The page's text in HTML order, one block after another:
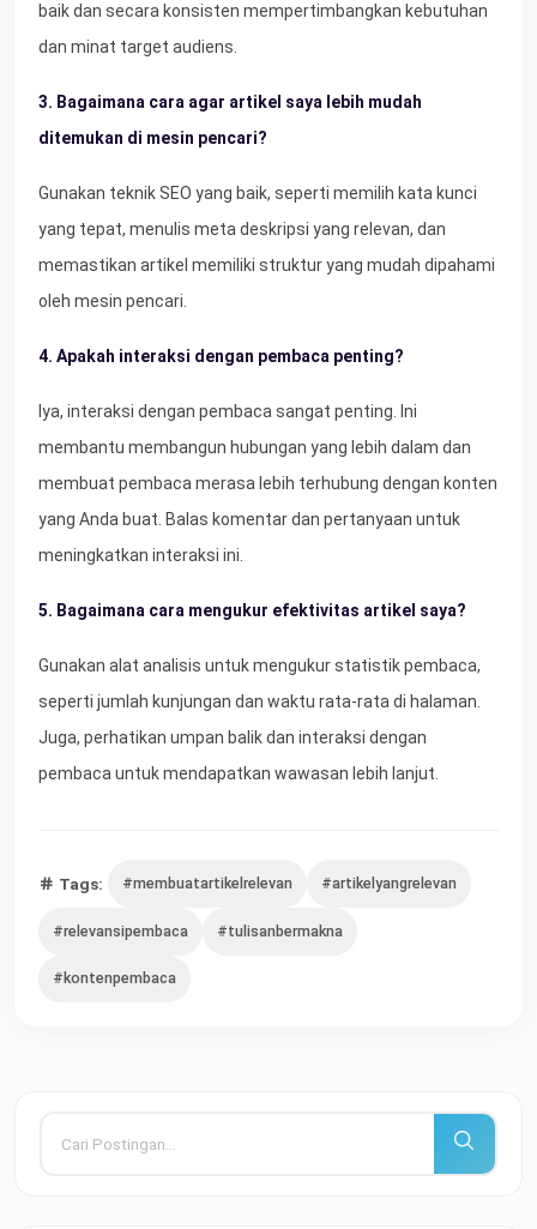
baik dan secara konsisten mempertimbangkan kebutuhan
dan minat target audiens.
3. Bagaimana cara agar artikel saya lebih mudah
ditemukan di mesin pencari?
Gunakan teknik SEO yang baik, seperti memilih kata kunci
yang tepat, menulis meta deskripsi yang relevan, dan
memastikan artikel memiliki struktur yang mudah dipahami
oleh mesin pencari.
4. Apakah interaksi dengan pembaca penting?
Iya, interaksi dengan pembaca sangat penting. Ini
membantu membangun hubungan yang lebih dalam dan
membuat pembaca merasa lebih terhubung dengan konten
yang Anda buat. Balas komentar dan pertanyaan untuk
meningkatkan interaksi ini.
5. Bagaimana cara mengukur efektivitas artikel saya?
Gunakan alat analisis untuk mengukur statistik pembaca,
seperti jumlah kunjungan dan waktu rata-rata di halaman.
Juga, perhatikan umpan balik dan interaksi dengan
pembaca untuk mendapatkan wawasan lebih lanjut.
Tags: #membuatartikelrelevan #artikelyangrelevan
#relevansipembaca #tulisanbermakna
#kontenpembaca